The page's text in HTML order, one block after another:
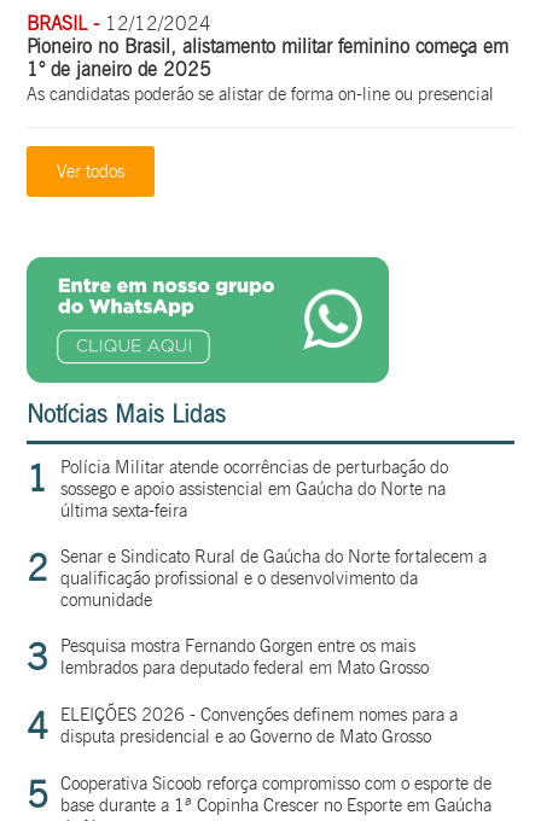
BRASIL -12/12/2024
Pioneiro no Brasil, alistamento militar feminino começa em
1° de janeiro de 2025
As candidatas poderão se alistar de forma on-line ou presencial
Ver todos
Notícias Mais Lidas
1
Polícia Militar atende ocorrências de perturbação do
sossego e apoio assistencial em Gaúcha do Norte na
última sexta-feira
2
Senar e Sindicato Rural de Gaúcha do Norte fortalecem a
qualificação profissional e o desenvolvimento da
comunidade
3
Pesquisa mostra Fernando Gorgen entre os mais
lembrados para deputado federal em Mato Grosso
4
ELEIÇÕES 2026 - Convenções definem nomes para a
disputa presidencial e ao Governo de Mato Grosso
5 Cooperativa Sicoob reforça compromisso com o esporte de
base durante a 1ª Copinha Crescer no Esporte em Gaúcha